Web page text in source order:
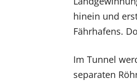
hinein und
Fährhafens.
Im Tunnel
separaten